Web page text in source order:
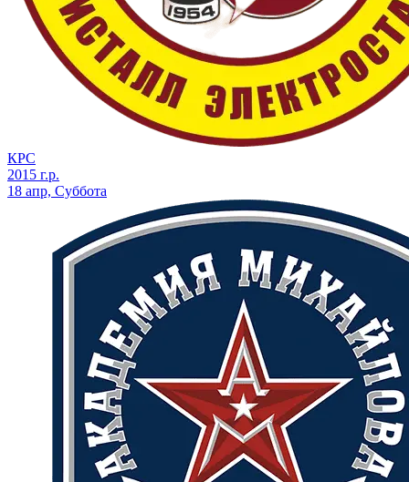
КРС
2015 г.р.
18 апр, Суббота